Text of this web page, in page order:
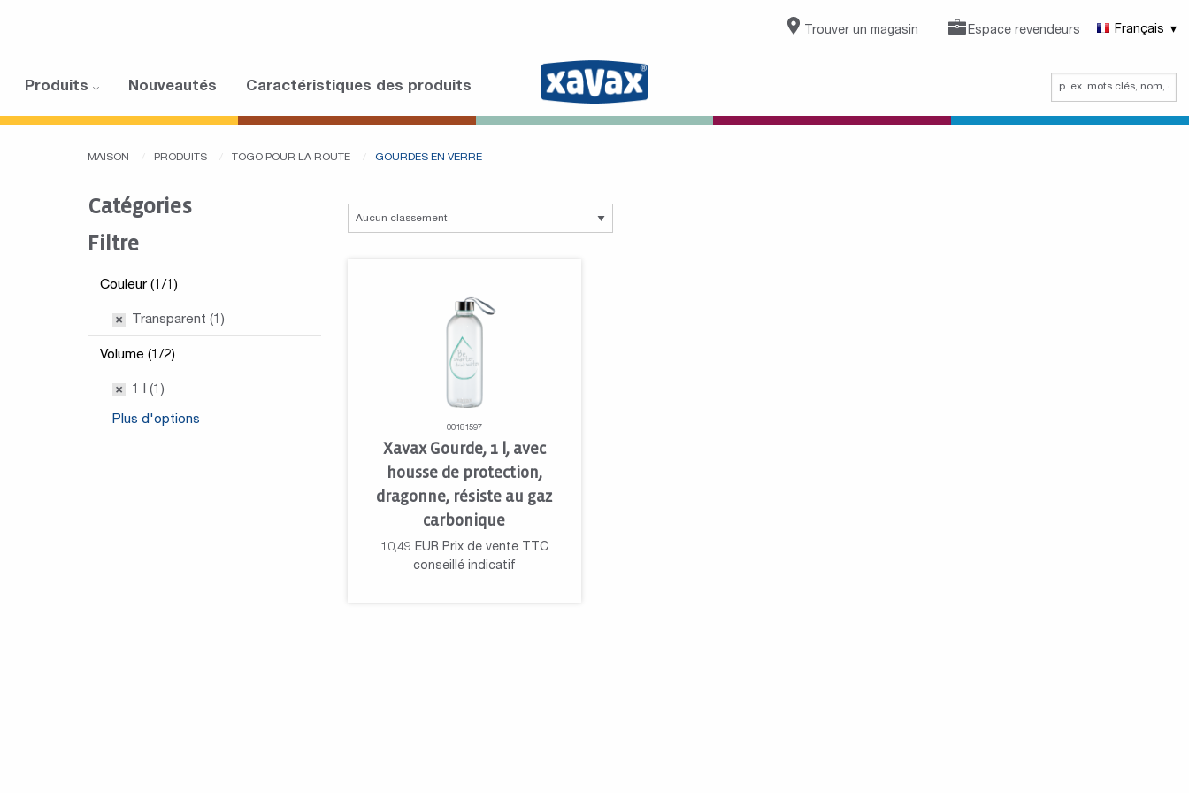
Trouver un magasin Espace revendeurs Français
Produits Nouveautés Caractéristiques des produits
MAISON PRODUITS TOGO POUR LA ROUTE GOURDES EN VERRE
Catégories
Filtre
Couleur (1/1)
Transparent (1)
Volume (1/2)
1 l (1)
Plus d'options
00181597
Xavax Gourde, 1 l, avec
housse de protection,
dragonne, résiste au gaz
carbonique
10,49 EUR Prix de vente TTC
conseillé indicatif